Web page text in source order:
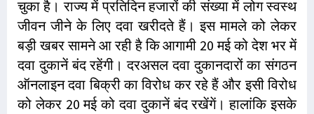
चुका है। राज्य में प्रतिदिन हजारों की संख्या में लोग स्वस्थ
जीवन जीने के लिए दवा खरीदते हैं। इस मामले को लेकर
बड़ी खबर सामने आ रही है कि आगामी 20 मई को देश भर में
दवा दुकानें बंद रहेंगी। दरअसल दवा दुकानदारों का संगठन
ऑनलाइन दवा बिक्री का विरोध कर रहे हैं और इसी विरोध
को लेकर 20 मई को दवा दुकानें बंद रखेंगें। हालांकि इसके